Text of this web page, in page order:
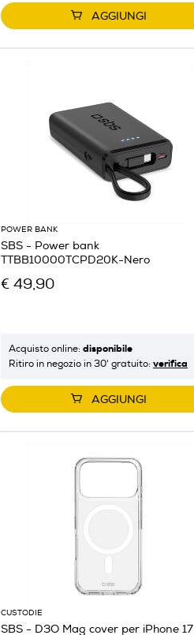
AGGIUNGI
POWER BANK
SBS - Power bank
TTBB10000TCPD20K-Nero
€ 49,90
Acquisto online: disponibile
Ritiro in negozio in 30' gratuito: verifica
AGGIUNGI
CUSTODIE
SBS - D3O Mag cover per iPhone 17